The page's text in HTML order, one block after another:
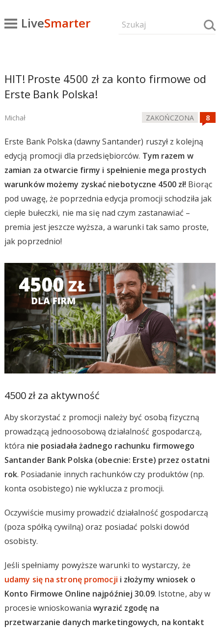
LiveSmarter
HIT! Proste 4500 zł za konto firmowe od
Erste Bank Polska!
Michał ZAKOŃCZONA
Erste Bank Polska (dawny Santander) ruszył z kolejną
edycją promocji dla przedsiębiorców. Tym razem w
zamian za otwarcie firmy i spełnienie mega prostych
warunków możemy zyskać niebotyczne 4500 zł! Biorąc
pod uwagę, że poprzednia edycja promocji schodziła jak
ciepłe bułeczki, nie ma się nad czym zastanawiać –
premia jest jeszcze wyższa, a warunki tak samo proste,
jak poprzednio!
4500 zł za aktywność
Aby skorzystać z promocji należy być osobą fizyczną
prowadzącą jednoosobową działalność gospodarczą,
która nie posiadała żadnego rachunku firmowego
Santander Bank Polska (obecnie: Erste) przez ostatni
rok. Posiadanie innych rachunków czy produktów (np.
konta osobistego) nie wyklucza z promocji.
Oczywiście musimy prowadzić działalność gospodarczą
(poza spółką cywilną) oraz posiadać polski dowód
osobisty.
Jeśli spełniamy powyższe warunki to wystarczy, że
udamy się na stronę promocji i złożymy wniosek o
Konto Firmowe Online najpóźniej 30.09. Istotne, aby w
procesie wnioskowaniawyrazić zgodę na
przetwarzanie danych marketingowych, na kontakt